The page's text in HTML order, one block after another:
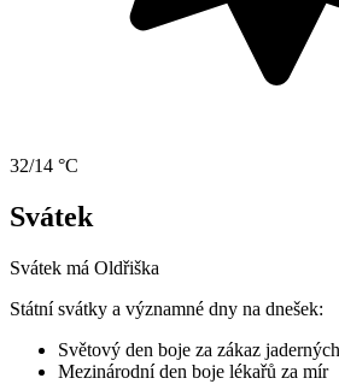
32/14 °C
Svátek
Svátek má Oldřiška
Státní svátky a významné dny na dnešek:
Světový den boje za zákaz
Mezinárodní den boje lékařů za mír